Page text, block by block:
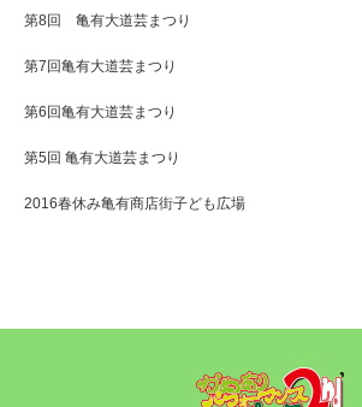
第8回 亀有大道芸まつり
第7回亀有大道芸まつり
第6回亀有大道芸まつり
第5回 亀有大道芸まつり
2016春休み亀有商店街子ども広場